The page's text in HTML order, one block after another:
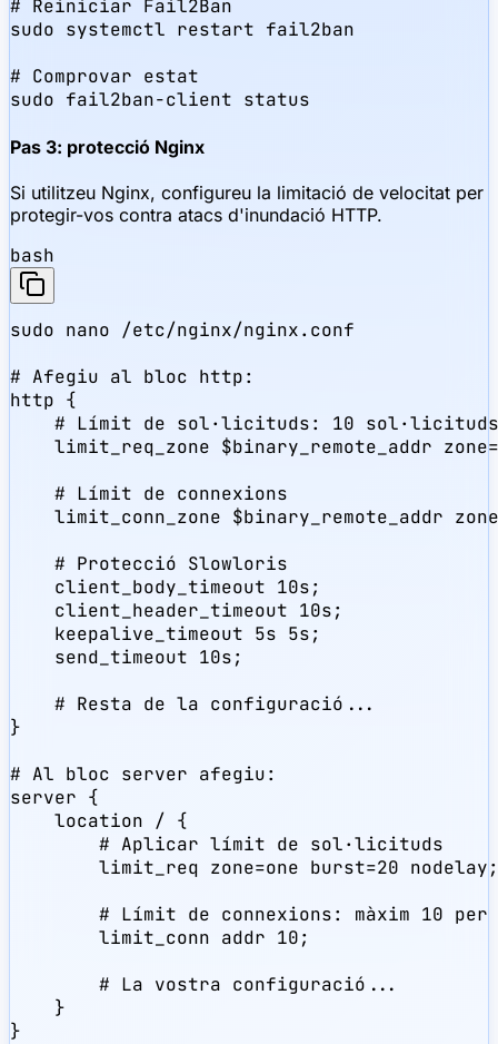
# Reiniciar Fail2Ban
sudo systemctl restart fail2ban
# Comprovar estat
sudo fail2ban-client status
Pas 3: protecció Nginx
Si utilitzeu Nginx, configureu la limitació de velocitat per
protegir-vos contra atacs d'inundació HTTP.
bash
sudo nano /etc/nginx/nginx.conf
# Afegiu al bloc http:
http {
# Límit de sol·licituds: 10
limit_req_zone $binary_remote_addr
    # Límit de connexions
limit_conn_zone $binary_remote_addr
    # Protecció Slowloris
    client_body_timeout 10s;
    client_header_timeout 10s;
    keepalive_timeout 5s 5s;
    send_timeout 10s;
    # Resta de la configuració...
}
# Al bloc server afegiu:
server {
    location / {
        # Aplicar límit de sol·licituds
        limit_req zone=one burst=20 nodelay;
# Límit de connexions: màxim 10 per
        limit_conn addr 10;
        # La vostra configuració...
    }
}